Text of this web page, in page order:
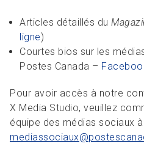
Articles détaillés du
ligne)
Courtes bios sur les
Postes Canada –
Pour avoir accès à notre
X Media Studio, veuillez
équipe des médias sociaux à